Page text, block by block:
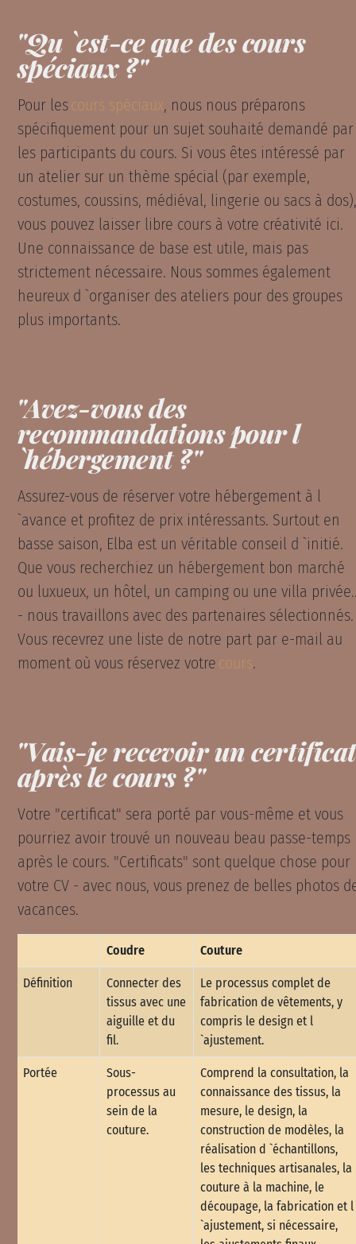
"Qu `est-ce que des cours
spéciaux ?"
Pour lescours spéciaux, nous nous préparons
spécifiquement pour un sujet souhaité demandé par
les participants du cours. Si vous êtes intéressé par
un atelier sur un thème spécial (par exemple,
costumes, coussins, médiéval, lingerie ou sacs à dos),
vous pouvez laisser libre cours à votre créativité ici.
Une connaissance de base est utile, mais pas
strictement nécessaire. Nous sommes également
heureux d `organiser des ateliers pour des groupes
plus importants.
"Avez-vous des
recommandations pour l
`hébergement ?"
Assurez-vous de réserver votre hébergement à l
`avance et profitez de prix intéressants. Surtout en
basse saison, Elba est un véritable conseil d `initié.
Que vous recherchiez un hébergement bon marché
ou luxueux, un hôtel, un camping ou une villa
- nous travaillons avec des partenaires sélectionnés.
Vous recevrez une liste de notre part par e-mail au
moment où vous réservez votrecours.
"Vais-je recevoir un certificat
après le cours ?"
Votre "certificat" sera porté par vous-même et vous
pourriez avoir trouvé un nouveau beau passe-temps
après le cours. "Certificats" sont quelque chose pour
votre CV - avec nous, vous prenez de belles photos
vacances.
Coudre Couture
Définition
Connecter des
tissus avec une
aiguille et du
fil.
Le processus complet de
fabrication de vêtements, y
compris le design et l
`ajustement.
Portée
Sous-
processus au
sein de la
couture.
Comprend la consultation, la
connaissance des tissus, la
mesure, le design, la
construction de modèles, la
réalisation d `échantillons,
les techniques artisanales, la
couture à la machine, le
découpage, la fabrication et l
`ajustement, si nécessaire,